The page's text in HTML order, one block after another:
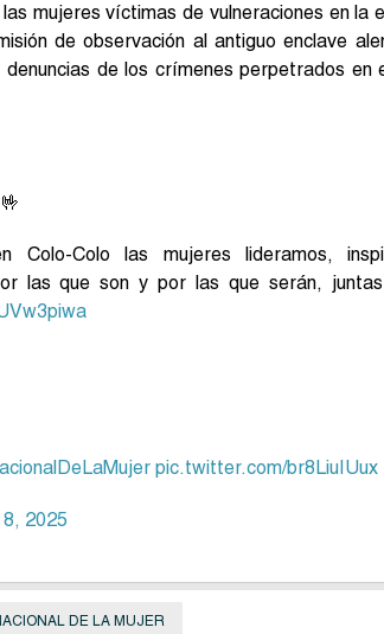
mujeres víctimas de vulneraciones en la
de observación al antiguo enclave
de los crímenes perpetrados en
Colo las mujeres lideramos,
las que son y por las que serán,
pic.twitter.com/br8LiuIUux
2025
DE LA MUJER